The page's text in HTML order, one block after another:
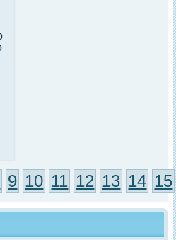
9 10 11 12 13 14 15